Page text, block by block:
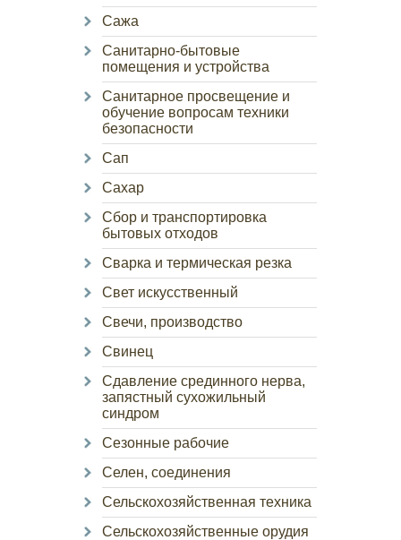
Сажа
Санитарно-бытовые
помещения и устройства
Санитарное просвещение и
обучение вопросам техники
безопасности
Сап
Сахар
Сбор и транспортировка
бытовых отходов
Сварка и термическая резка
Свет искусственный
Свечи, производство
Свинец
Сдавление срединного нерва,
запястный сухожильный
синдром
Сезонные рабочие
Селен, соединения
Сельскохозяйственная техника
Сельскохозяйственные орудия